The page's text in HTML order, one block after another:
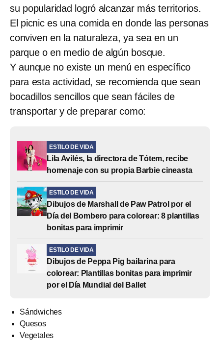
su popularidad logró alcanzar más territorios.
El picnic es una comida en donde las personas
conviven en la naturaleza, ya sea en un
parque o en medio de algún bosque.
Y aunque no existe un menú en específico
para esta actividad, se recomienda que sean
bocadillos sencillos que sean fáciles de
transportar y de preparar como:
ESTILO DE VIDA
Lila Avilés, la directora de Tótem, recibe
homenaje con su propia Barbie cineasta
ESTILO DE VIDA
Dibujos de Marshall de Paw Patrol por el
Día del Bombero para colorear: 8 plantillas
bonitas para imprimir
ESTILO DE VIDA
Dibujos de Peppa Pig bailarina para
colorear: Plantillas bonitas para imprimir
por el Día Mundial del Ballet
Sándwiches
Quesos
Vegetales